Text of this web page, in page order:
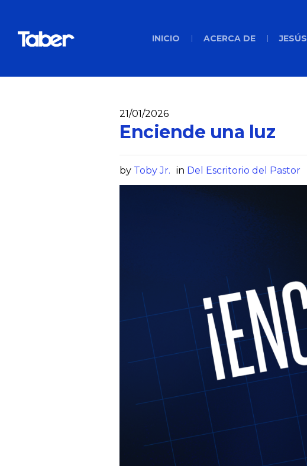
INICIO ACERCA DE JESÚS
21/01/2026
Enciende una luz
by Toby Jr. in Del Escritorio del Pastor